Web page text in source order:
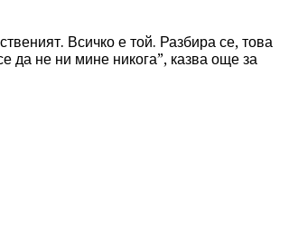
Всичко е той. Разбира се, това
да не ни мине никога”, казва още за